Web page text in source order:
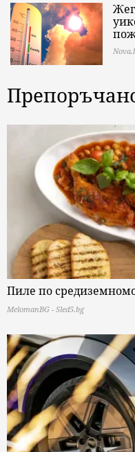
Пиле по
MelomanBG - Sled5.bg